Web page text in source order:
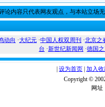
论内容只代表网友观点，与本站立场
动向 ·大纪元 ·中国人权双周刊 ·北京之
台 ·新世纪新闻网 ·德国
设为首页 加入
Copyright ©
网址